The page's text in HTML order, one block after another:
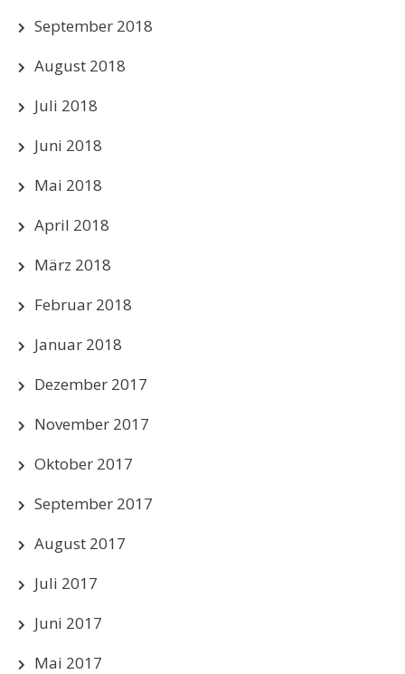
September 2018
August 2018
Juli 2018
Juni 2018
Mai 2018
April 2018
März 2018
Februar 2018
Januar 2018
Dezember 2017
November 2017
Oktober 2017
September 2017
August 2017
Juli 2017
Juni 2017
Mai 2017